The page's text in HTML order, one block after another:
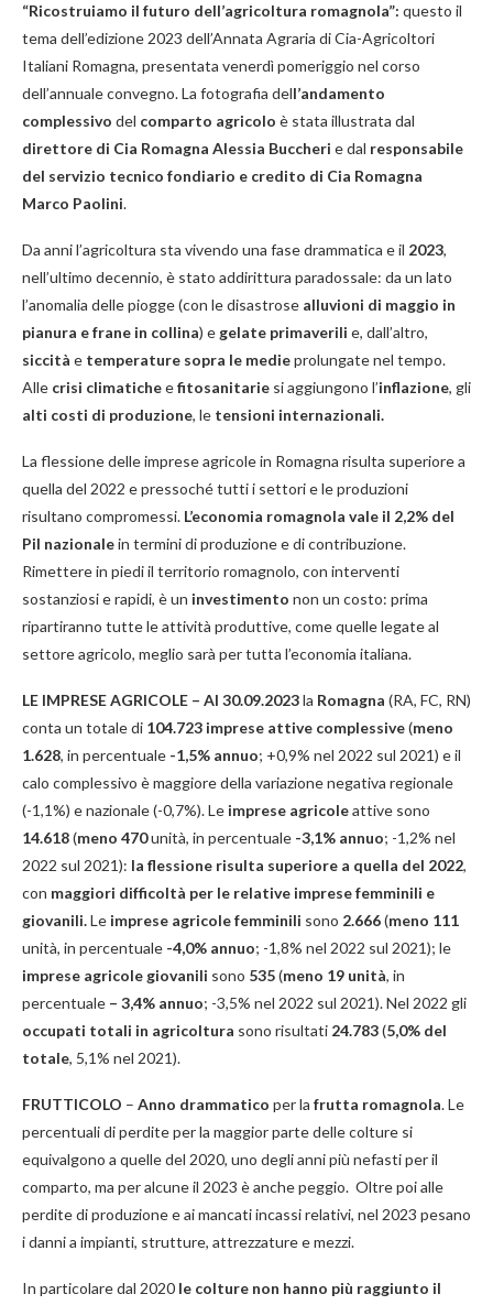
“Ricostruiamo il futuro dell’agricoltura romagnola”: questo il
tema dell’edizione 2023 dell’Annata Agraria di Cia-Agricoltori
Italiani Romagna, presentata venerdì pomeriggio nel corso
dell’annuale convegno. La fotografia dell’andamento
complessivo del comparto agricolo è stata illustrata dal
direttore di Cia Romagna Alessia Buccheri e dal responsabile
del servizio tecnico fondiario e credito di Cia Romagna
Marco Paolini.
Da anni l’agricoltura sta vivendo una fase drammatica e il 2023,
nell’ultimo decennio, è stato addirittura paradossale: da un lato
l’anomalia delle piogge (con le disastrose alluvioni di maggio in
pianura e frane in collina) e gelate primaverili e, dall’altro,
siccità e temperature sopra le medieprolungate nel tempo.
Alle crisi climaticheefitosanitarie si aggiungono l’inflazione, gli
alti costi di produzione, le tensioni internazionali.
La flessione delle imprese agricole in Romagna risulta superiore a
quella del 2022 e pressoché tutti i settori e le produzioni
risultano compromessi. L’economia romagnola vale il 2,2% del
Pil nazionalein termini di produzione e di contribuzione.
Rimettere in piedi il territorio romagnolo, con interventi
sostanziosi e rapidi, è un investimento non un costo: prima
ripartiranno tutte le attività produttive, come quelle legate al
settore agricolo, meglio sarà per tutta l’economia italiana.
LE IMPRESE AGRICOLE – Al 30.09.2023la Romagna (RA, FC, RN)
conta un totale di 104.723 imprese attive complessive(meno
1.628, in percentuale -1,5% annuo; +0,9% nel 2022 sul 2021) e il
calo complessivo è maggiore della variazione negativa regionale
(-1,1%) e nazionale (-0,7%). Le imprese agricoleattive sono
14.618(meno 470unità, in percentuale -3,1% annuo; -1,2% nel
2022 sul 2021): la flessione risulta superiore a quella del 2022,
con maggiori difficoltà per le relative imprese femminili e
giovanili.Le imprese agricole femminili sono 2.666(meno 111
unità, in percentuale -4,0% annuo; -1,8% nel 2022 sul 2021); le
imprese agricole giovanili sono 535(meno 19 unità, in
percentuale – 3,4% annuo; -3,5% nel 2022 sul 2021). Nel 2022 gli
occupati totali in agricoltura sono risultati 24.783(5,0% del
totale, 5,1% nel 2021).
FRUTTICOLO – Anno drammatico per la frutta romagnola. Le
percentuali di perdite per la maggior parte delle colture si
equivalgono a quelle del 2020, uno degli anni più nefasti per il
comparto, ma per alcune il 2023 è anche peggio. Oltre poi alle
perdite di produzione e ai mancati incassi relativi, nel 2023 pesano
i danni a impianti, strutture, attrezzature e mezzi.
In particolare dal 2020 le colture non hanno più raggiunto il